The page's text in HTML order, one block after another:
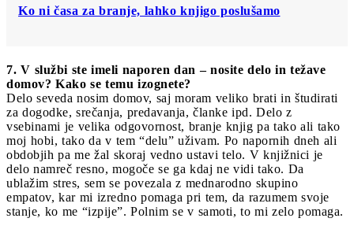
Ko ni časa za branje, lahko knjigo poslušamo
7. V službi ste imeli naporen dan – nosite delo in težave
domov? Kako se temu izognete?
Delo seveda nosim domov, saj moram veliko brati in študirati
za dogodke, srečanja, predavanja, članke ipd. Delo z
vsebinami je velika odgovornost, branje knjig pa tako ali tako
moj hobi, tako da v tem “delu” uživam. Po napornih dneh ali
obdobjih pa me žal skoraj vedno ustavi telo. V knjižnici je
delo namreč resno, mogoče se ga kdaj ne vidi tako. Da
ublažim stres, sem se povezala z mednarodno skupino
empatov, kar mi izredno pomaga pri tem, da razumem svoje
stanje, ko me “izpije”. Polnim se v samoti, to mi zelo pomaga.